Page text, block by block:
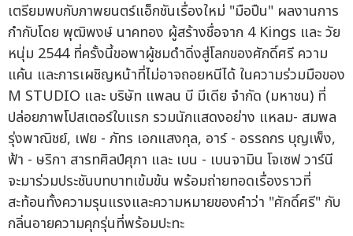
เตรียมพบกับภาพยนตร์แอ็กชันเรื่องใหม่ "มือปืน" ผลงานการ
กำกับโดย พุฒิพงษ์ นาคทอง ผู้สร้างชื่อจาก 4 Kings และ วัย
หนุ่ม 2544 ที่ครั้งนี้ขอพาผู้ชมดำดิ่งสู่โลกของศักดิ์ศรี ความ
แค้น และการเผชิญหน้าที่ไม่อาจถอยหนีได้ ในความร่วมมือของ
M STUDIO และ บริษัท แพลน บี มีเดีย จำกัด (มหาชน) ที่
ปล่อยภาพโปสเตอร์ใบแรก รวมนักแสดงอย่าง แหลม- สมพล
รุ่งพาณิชย์, เฟย - ภัทร เอกแสงกุล, อาร์ - อรรถกร บุญเพ็ง,
ฟ้า - ษริกา สารทศิลป์ศุภา และ เบน - เบนจามิน โจเซฟ วาร์นี
จะมาร่วมประชันบทบาทเข้มข้น พร้อมถ่ายทอดเรื่องราวที่
สะท้อนทั้งความรุนแรงและความหมายของคำว่า "ศักดิ์ศรี" กับ
กลิ่นอายความคุกรุ่นที่พร้อมปะทะ